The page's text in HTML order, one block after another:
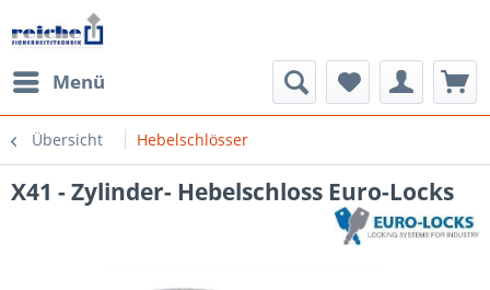
Menü
Übersicht Hebelschlösser
X41 - Zylinder- Hebelschloss Euro-Locks